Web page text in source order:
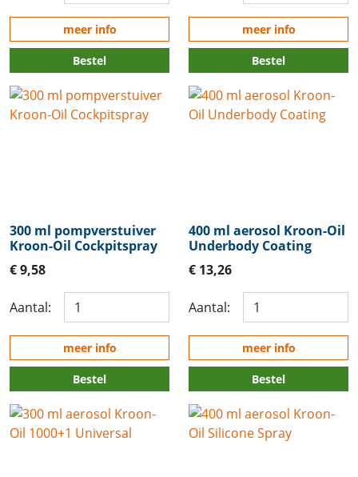
meer info
Bestel
meer info
Bestel
300 ml pompverstuiver
Kroon-Oil Cockpitspray
€ 9,58
Aantal:
meer info
Bestel
400 ml aerosol Kroon-Oil
Underbody Coating
€ 13,26
Aantal:
meer info
Bestel